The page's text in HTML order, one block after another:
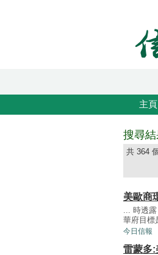
主頁
搜尋結
共 364
美歐商
... 時透
華府目標
今日信報
雷蒙多: